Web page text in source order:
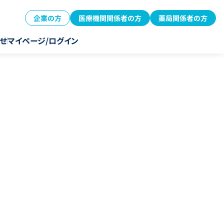
企業の方 医療機関関係者の方 薬局関係者の方
マイページ/ログイン